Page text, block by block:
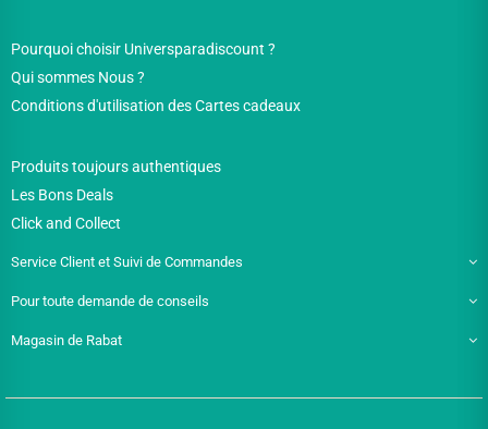
Pourquoi choisir Universparadiscount ?
Qui sommes Nous ?
Conditions d'utilisation des Cartes cadeaux
Produits toujours authentiques
Les Bons Deals
Click and Collect
Service Client et Suivi de Commandes
Pour toute demande de conseils
Magasin de Rabat